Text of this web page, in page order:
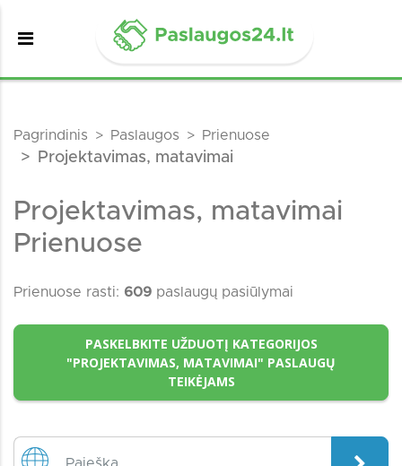
Pagrindinis Paslaugos Prienuose
Projektavimas, matavimai
Projektavimas, matavimai
Prienuose
Prienuose rasti: 609 paslaugų pasiūlymai
PASKELBKITE UŽDUOTĮ KATEGORIJOS
"PROJEKTAVIMAS, MATAVIMAI" PASLAUGŲ
TEIKĖJAMS